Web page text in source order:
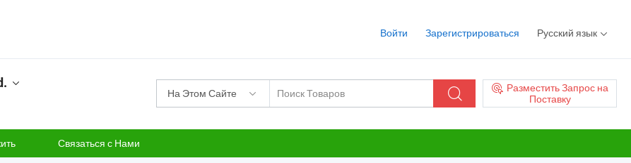
Войти Зарегистрироваться Русский язык
На Этом Сайте
Разместить Запрос на
Поставку
Связаться с Нами